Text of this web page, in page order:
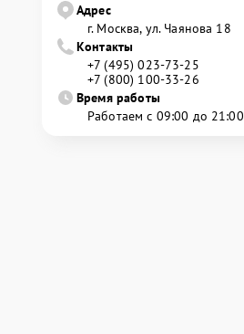
Адрес
г. Москва, ул. Чаянова 18
Контакты
+7 (495) 023-73-25
+7 (800) 100-33-26
Время работы
Работаем с 09:00 до 21:00